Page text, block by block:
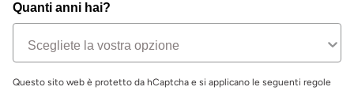
Quanti anni hai?
Questo sito web è protetto da hCaptcha e si applicano le seguenti regole